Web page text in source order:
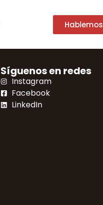
Hablemos
Síguenos en redes
Instagram
Facebook
LinkedIn